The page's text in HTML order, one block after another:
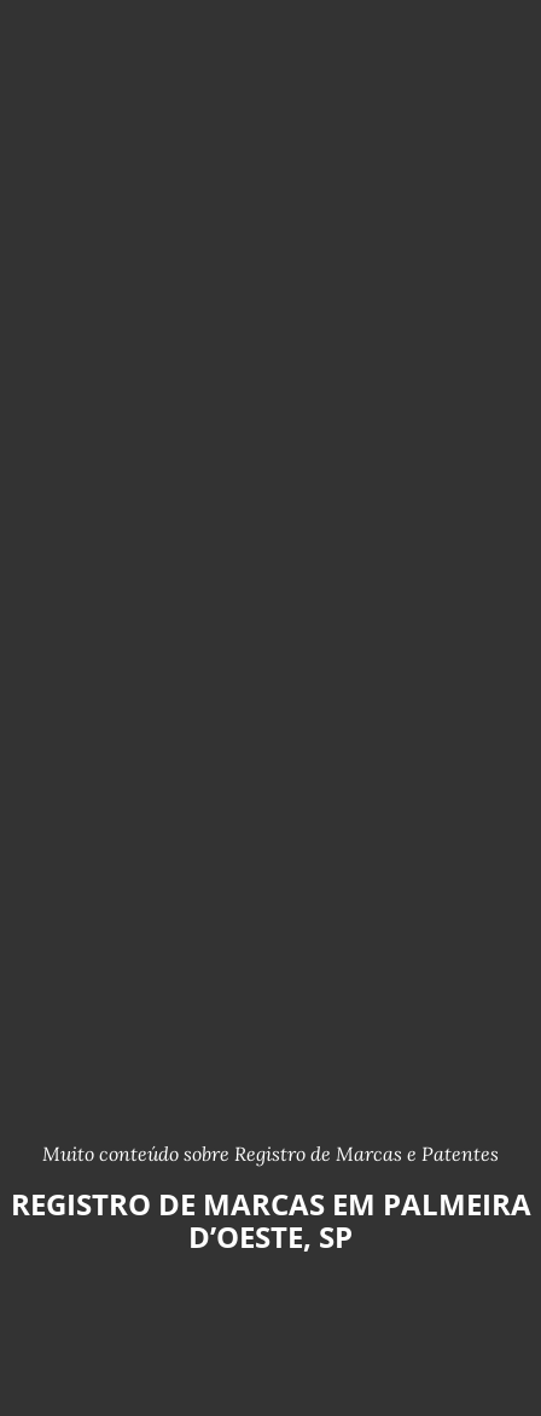
Muito conteúdo sobre Registro de Marcas e Patentes
REGISTRO DE MARCAS EM PALMEIRA
D’OESTE, SP